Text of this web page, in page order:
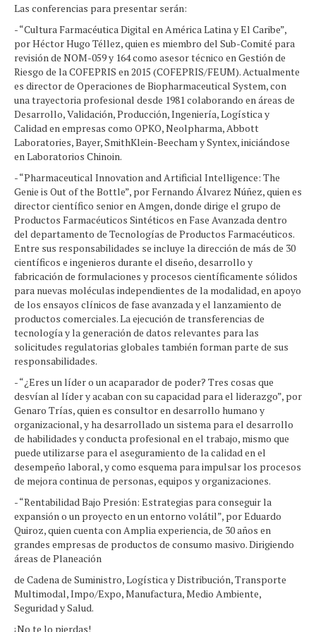
Las conferencias para presentar serán:
- “Cultura Farmacéutica Digital en América Latina y El Caribe”,
por Héctor Hugo Téllez, quien es miembro del Sub-Comité para
revisión de NOM-059 y 164 como asesor técnico en Gestión de
Riesgo de la COFEPRIS en 2015 (COFEPRIS/FEUM). Actualmente
es director de Operaciones de Biopharmaceutical System, con
una trayectoria profesional desde 1981 colaborando en áreas de
Desarrollo, Validación, Producción, Ingeniería, Logística y
Calidad en empresas como OPKO, Neolpharma, Abbott
Laboratories, Bayer, SmithKlein-Beecham y Syntex, iniciándose
en Laboratorios Chinoin.
- “Pharmaceutical Innovation and Artificial Intelligence: The
Genie is Out of the Bottle”, por Fernando Álvarez Núñez, quien es
director científico senior en Amgen, donde dirige el grupo de
Productos Farmacéuticos Sintéticos en Fase Avanzada dentro
del departamento de Tecnologías de Productos Farmacéuticos.
Entre sus responsabilidades se incluye la dirección de más de 30
científicos e ingenieros durante el diseño, desarrollo y
fabricación de formulaciones y procesos científicamente sólidos
para nuevas moléculas independientes de la modalidad, en apoyo
de los ensayos clínicos de fase avanzada y el lanzamiento de
productos comerciales. La ejecución de transferencias de
tecnología y la generación de datos relevantes para las
solicitudes regulatorias globales también forman parte de sus
responsabilidades.
- “¿Eres un líder o un acaparador de poder? Tres cosas que
desvían al líder y acaban con su capacidad para el liderazgo”, por
Genaro Trías, quien es consultor en desarrollo humano y
organizacional, y ha desarrollado un sistema para el desarrollo
de habilidades y conducta profesional en el trabajo, mismo que
puede utilizarse para el aseguramiento de la calidad en el
desempeño laboral, y como esquema para impulsar los procesos
de mejora continua de personas, equipos y organizaciones.
- “Rentabilidad Bajo Presión: Estrategias para conseguir la
expansión o un proyecto en un entorno volátil”, por Eduardo
Quiroz, quien cuenta con Amplia experiencia, de 30 años en
grandes empresas de productos de consumo masivo. Dirigiendo
áreas de Planeación
de Cadena de Suministro, Logística y Distribución, Transporte
Multimodal, Impo/Expo, Manufactura, Medio Ambiente,
Seguridad y Salud.
¡No te lo pierdas!